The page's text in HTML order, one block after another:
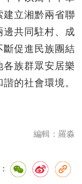
建立湘黔兩省聯
邊共同駐村、成
斷促進民族團結
各族群眾安居樂
的社會環境。
編輯：羅淼